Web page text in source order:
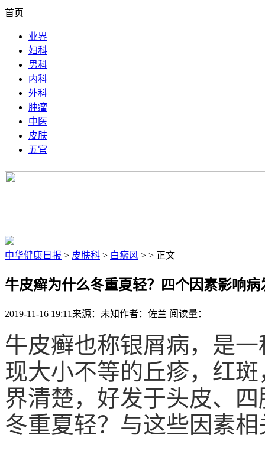
首页
业界
妇科
男科
内科
外科
肿瘤
中医
皮肤
五官
中华健康日报 > 皮肤科 > 白癜风 > > 正文
牛皮癣为什么冬重夏轻？四个因素影响病
2019-11-16 19:11 来源：未知作者：佐兰 阅读量：
牛皮癣也称银屑病，是
现大小不等的丘疹，红
界清楚，好发于头皮、
冬重夏轻？与这些因素相